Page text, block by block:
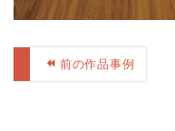
前の作品事例